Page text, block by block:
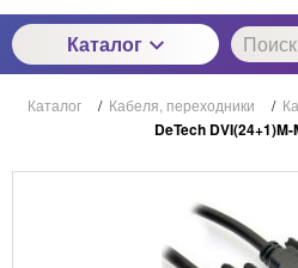
Каталог
Каталог / Кабеля, переходники /
DeTech